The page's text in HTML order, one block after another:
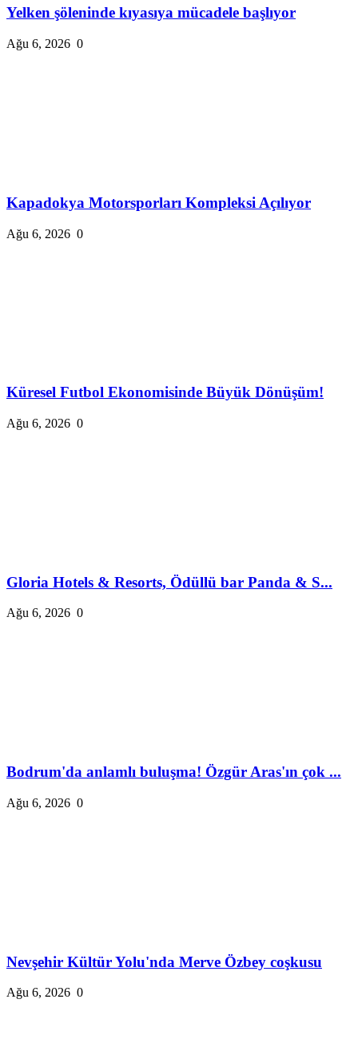
Yelken şöleninde kıyasıya mücadele başlıyor
Ağu 6, 2026 0
Kapadokya Motorsporları Kompleksi Açılıyor
Ağu 6, 2026 0
Küresel Futbol Ekonomisinde Büyük Dönüşüm!
Ağu 6, 2026 0
Gloria Hotels & Resorts, Ödüllü bar Panda & S...
Ağu 6, 2026 0
Bodrum'da anlamlı buluşma! Özgür Aras'ın çok ...
Ağu 6, 2026 0
Nevşehir Kültür Yolu'nda Merve Özbey coşkusu
Ağu 6, 2026 0